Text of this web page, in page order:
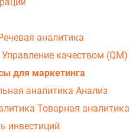
аналитика
Управление качеством (QM)
для маркетинга
аналитика Анализ
Товарная аналитика
инвестиций